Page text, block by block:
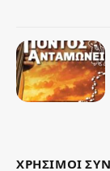
ΧΡΗΣΙΜΟΙ